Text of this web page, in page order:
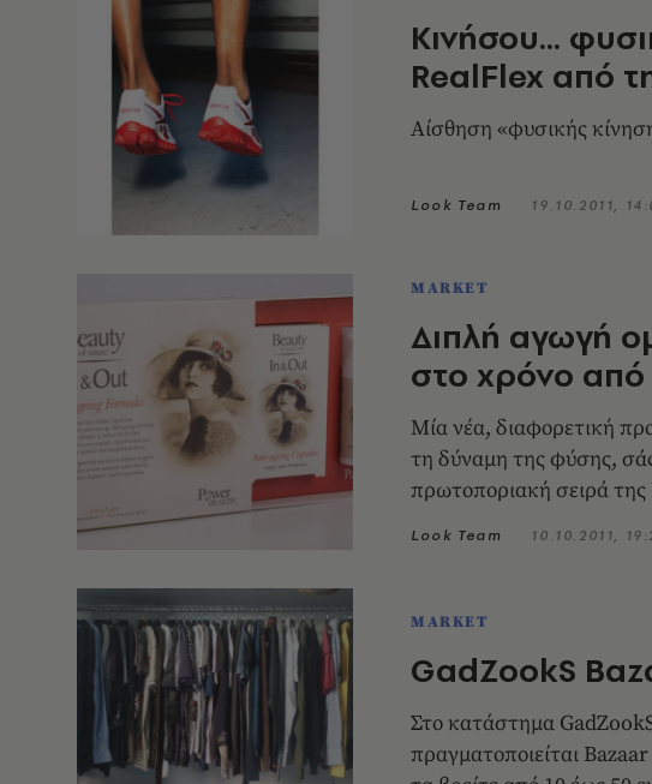
Κινήσου...
RealFlex από
Αίσθηση «φυσικής
Look Team 19.10.2011,
MARKET
Διπλή αγωγή
στο χρόνο
Μία νέα, διαφορετική
τη δύναμη της φύσης,
πρωτοποριακή σειρά
Look Team 10.10.2011,
MARKET
GadZookS
Στο κατάστημα
πραγματοποιείται Bazaar και όλα τα προϊόντα θα